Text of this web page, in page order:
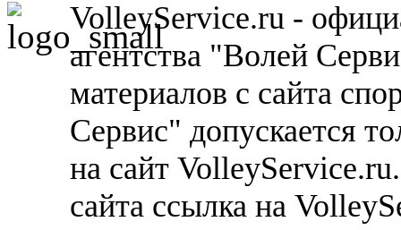
VolleyService.ru -
агентства "Волей
материалов с сайта
Сервис" допускается
на сайт
сайта ссылка на